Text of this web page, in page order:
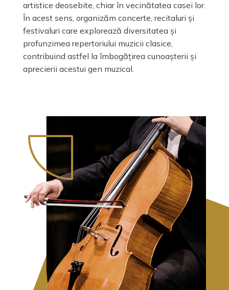
artistice deosebite, chiar în vecinătatea casei lor.
În acest sens, organizăm concerte, recitaluri și
festivaluri care explorează diversitatea și
profunzimea repertoriului muzicii clasice,
contribuind astfel la îmbogățirea cunoașterii și
aprecierii acestui gen muzical.